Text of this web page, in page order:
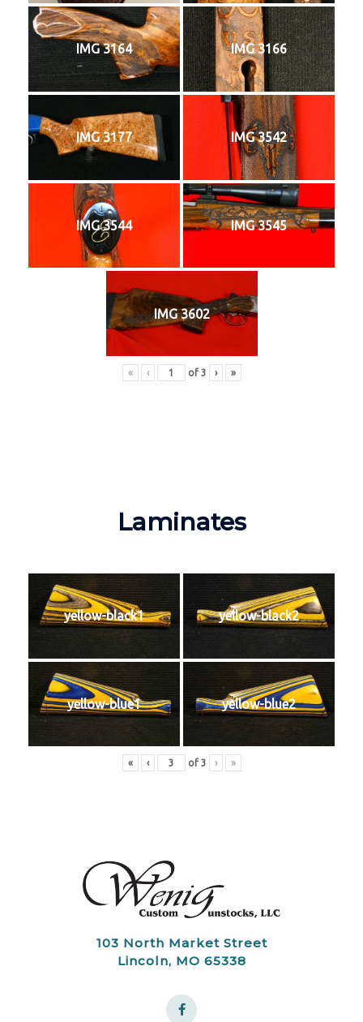
IMG 3164 IMG 3166
IMG 3177 IMG 3542
IMG 3544 IMG 3545
IMG 3602
« ‹ of 3 › »
Laminates
yellow-black1 yellow-black2
yellow-blue1 yellow-blue2
« ‹ of 3 › »
103 North Market Street
Lincoln, MO 65338